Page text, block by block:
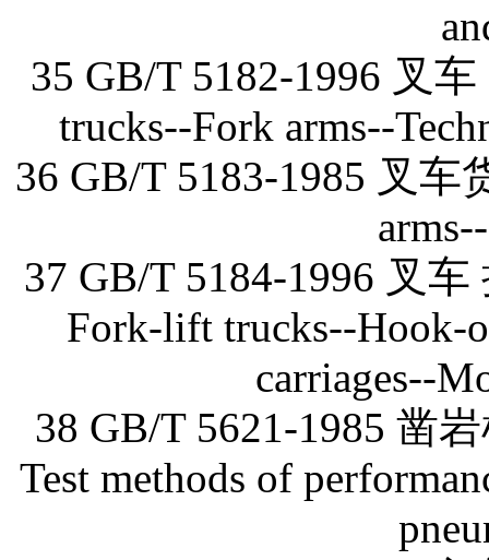
35 GB/T 5182-1996 叉
trucks--Fork arms--
36 GB/T 5183-1985 叉
37 GB/T 5184-1996 叉
Fork-lift trucks--Hook-
carriages--
38 GB/T 5621-1985 凿
Test methods of